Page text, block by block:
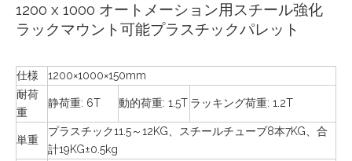
1200 x 1000 オートメーション用スチール強化
ラックマウント可能プラスチックパレット
仕様
1200×1000×150mm
耐荷
重
静荷重: 6T 動的荷重: 1.5T ラッキング荷重: 1.2T
単重
プラスチック11.5～12KG、スチールチューブ8本7KG、合
計19KG±0.5kg